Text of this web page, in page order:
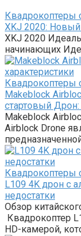
Квадрокоптеры
XKJ 2020:
XKJ 2020
начинающих
Квадрокоптеры
Makeblock
стартовый
Makeblock
Airblock Drone
Квадрокоптеры
L109 4K дрон с
недостатки
Обзор
Квадрокоптер
HD-камерой,